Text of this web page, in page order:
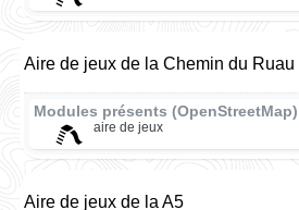
Aire de jeux de la Chemin du Ruau
Modules présents (OpenStreetMap)
aire de jeux
Aire de jeux de la A5